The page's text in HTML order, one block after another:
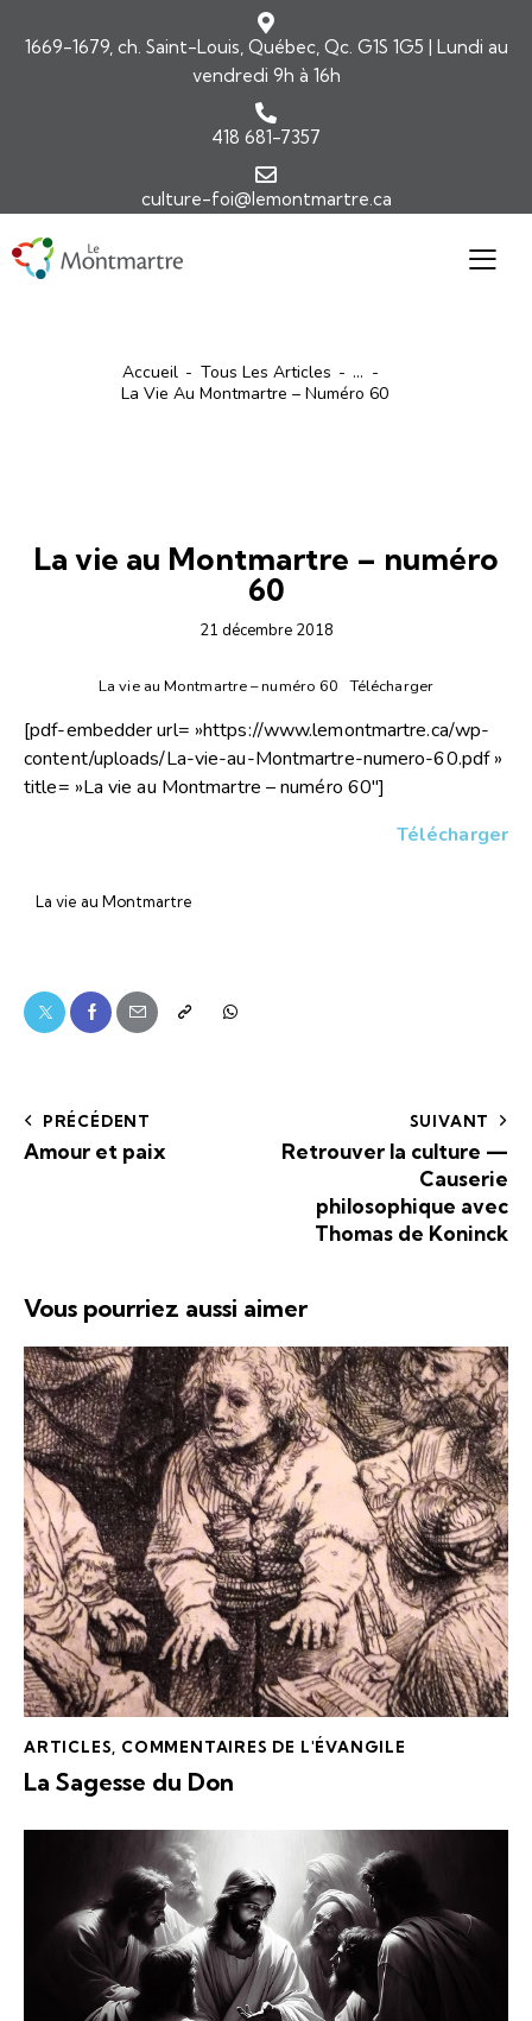
1669-1679, ch. Saint-Louis, Québec, Qc. G1S 1G5 | Lundi au
vendredi 9h à 16h
418 681-7357
culture-foi@lemontmartre.ca
Accueil Tous Les Articles
...
La Vie Au Montmartre – Numéro 60
La vie au Montmartre – numéro
60
21 décembre 2018
La vie au Montmartre – numéro 60 Télécharger
[pdf-embedder url= »https://www.lemontmartre.ca/wp-
content/uploads/La-vie-au-Montmartre-numero-60.pdf »
title= »La vie au Montmartre – numéro 60″]
Télécharger
La vie au Montmartre
PRÉCÉDENT
Amour et paix
SUIVANT
Retrouver la culture —
Causerie
philosophique avec
Thomas de Koninck
Vous pourriez aussi aimer
ARTICLES COMMENTAIRES DE L'ÉVANGILE
La Sagesse du Don